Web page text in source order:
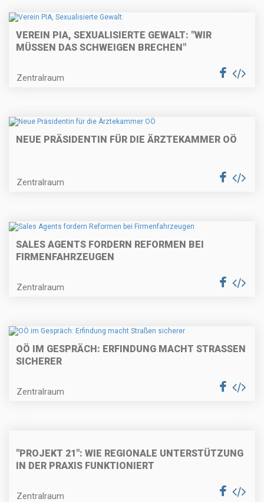
VEREIN PIA, SEXUALISIERTE GEWALT: "WIR
MÜSSEN DAS SCHWEIGEN BRECHEN"
Zentralraum
NEUE PRÄSIDENTIN FÜR DIE ÄRZTEKAMMER OÖ
Zentralraum
SALES AGENTS FORDERN REFORMEN BEI
FIRMENFAHRZEUGEN
Zentralraum
OÖ IM GESPRÄCH: ERFINDUNG MACHT STRASSEN S
ICHERER
Zentralraum
"PROJEKT 21": WIE REGIONALE UNTERSTÜTZUNG
IN DER PRAXIS FUNKTIONIERT
Zentralraum